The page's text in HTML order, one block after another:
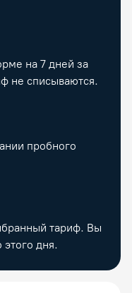
на 7 дней за
не списываются.
пробного
тариф. Вы
дня.